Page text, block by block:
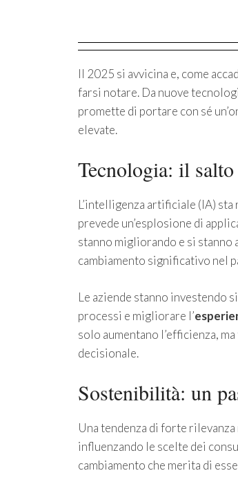
Il 2025 si avvicina e, come
farsi notare. Da nuove
promette di portare con sé
elevate.
Tecnologia: il
L’intelligenza artificiale (IA)
prevede un’esplosione di
stanno migliorando e si stanno
cambiamento significativo nel
Le aziende stanno investendo
processi e migliorare l’
solo aumentano l’efficienza,
decisionale.
Sostenibilità: un
Una tendenza di forte
influenzando le scelte dei
cambiamento che merita di